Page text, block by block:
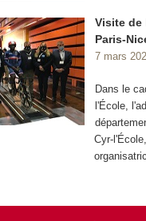
Visite de
Paris-
7 mars
Dans le
l'École,
Cyr-